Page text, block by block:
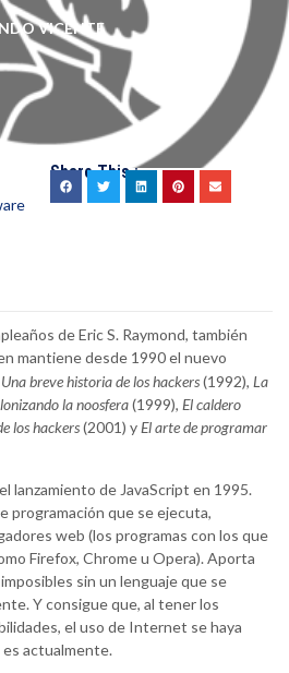
VICENTE
Share This :
de Eric S. Raymond, también
mantiene desde 1990 el nuevo
Una breve historia de los hackers(1992), La
la noosfera(1999), El caldero
los hackers(2001) yEl arte de programar
lanzamiento de JavaScript en 1995.
programación que se ejecuta,
web (los programas con los que
Firefox, Chrome u Opera). Aporta
sin un lenguaje que se
Y consigue que, al tener los
el uso de Internet se haya
actualmente.